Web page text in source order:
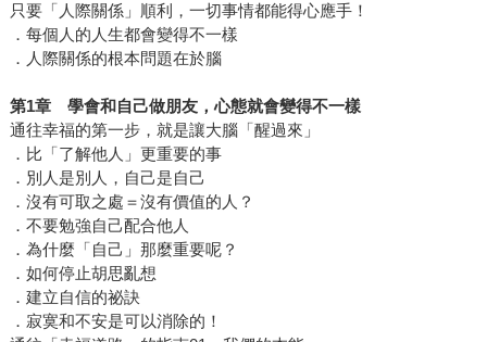
只要「人際關係」順利，一切事情都能得心應手！
．每個人的人生都會變得不一樣
．人際關係的根本問題在於腦
第1章 學會和自己做朋友，心態就會變得不一樣
通往幸福的第一步，就是讓大腦「醒過來」
．比「了解他人」更重要的事
．別人是別人，自己是自己
．沒有可取之處＝沒有價值的人？
．不要勉強自己配合他人
．為什麼「自己」那麼重要呢？
．如何停止胡思亂想
．建立自信的祕訣
．寂寞和不安是可以消除的！